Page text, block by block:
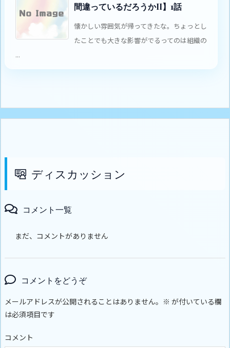
間違っているだろうかII】1話
懐かしい雰囲気が帰ってきたな。ちょっとし
たことでも大きな影響がでるってのは組織の
...
ディスカッション
コメント一覧
まだ、コメントがありません
コメントをどうぞ
メールアドレスが公開されることはありません。 ※ が付いている欄
は必須項目です
コメント